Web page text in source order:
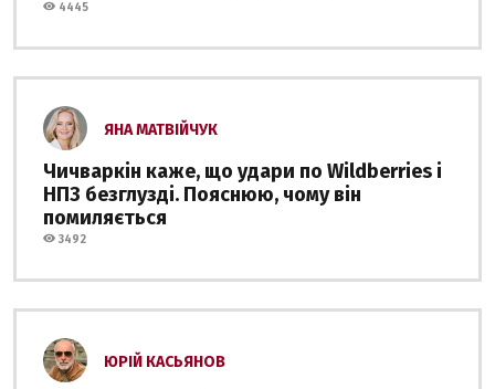
4445
ЯНА МАТВІЙЧУК
Чичваркін каже, що удари по Wildberries і
НПЗ безглузді. Пояснюю, чому він
помиляється
3492
ЮРІЙ КАСЬЯНОВ